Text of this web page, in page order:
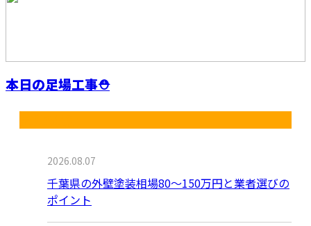
本日の足場工事⛑️
2026.08.07
千葉県の外壁塗装相場80〜150万円と業者選びの
ポイント